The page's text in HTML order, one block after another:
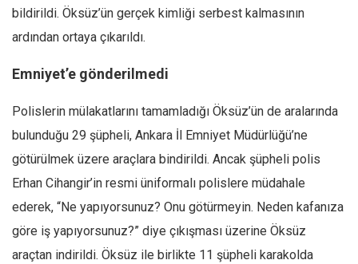
bildirildi. Öksüz’ün gerçek kimliği serbest kalmasının
ardından ortaya çıkarıldı.
Emniyet’e gönderilmedi
Polislerin mülakatlarını tamamladığı Öksüz’ün de aralarında
bulunduğu 29 şüpheli, Ankara İl Emniyet Müdürlüğü’ne
götürülmek üzere araçlara bindirildi. Ancak şüpheli polis
Erhan Cihangir’in resmi üniformalı polislere müdahale
ederek, “Ne yapıyorsunuz? Onu götürmeyin. Neden kafanıza
göre iş yapıyorsunuz?” diye çıkışması üzerine Öksüz
araçtan indirildi. Öksüz ile birlikte 11 şüpheli karakolda